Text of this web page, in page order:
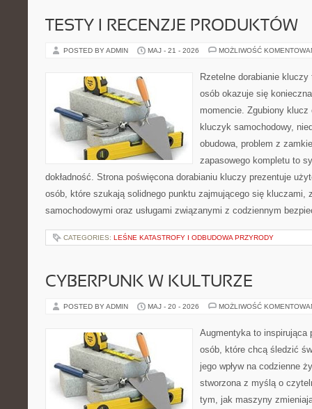
TESTY I RECENZJE PRODUKTÓW
POSTED BY ADMIN MAJ - 21 - 2026 MOŻLIWOŚĆ
Rzetelne dorabianie
osób okazuje się
momencie. Zgubiony
kluczyk samochodowy,
obudowa, problem z
zapasowego kompletu to
dokładność. Strona poświęcona dorabianiu kluczy prezentuje
osób, które szukają solidnego punktu zajmującego się kluczami,
samochodowymi oraz usługami związanymi z codziennym
CATEGORIES: LEŚNE KATASTROFY I ODBUDOWA PRZYRODY
CYBERPUNK W KULTURZE
POSTED BY ADMIN MAJ - 20 - 2026 MOŻLIWOŚĆ
Augmentyka to inspirująca
osób, które chcą śledzić
jego wpływ na codzienne
stworzona z myślą o
tym, jak maszyny